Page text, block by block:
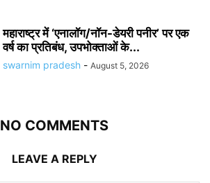
महाराष्ट्र में ‘एनालॉग/नॉन-डेयरी पनीर’ पर एक
वर्ष का प्रतिबंध, उपभोक्ताओं के...
swarnim pradesh - August 5, 2026
NO COMMENTS
LEAVE A REPLY